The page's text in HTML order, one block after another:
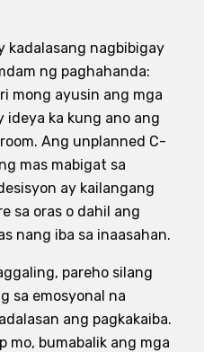
kadalasang nagbibigay
ng paghahanda:
mong ayusin ang mga
ideya ka kung ano ang
Ang unplanned C-
mas mabigat sa
ay kailangang
sa oras o dahil ang
nang iba sa inaasahan.
pareho silang
sa emosyonal na
ang pagkakaiba.
bumabalik ang mga